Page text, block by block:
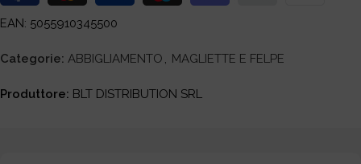
EAN: 5055910345500
Categorie: ABBIGLIAMENTO , MAGLIETTE E FELPE
Produttore: BLT DISTRIBUTION SRL